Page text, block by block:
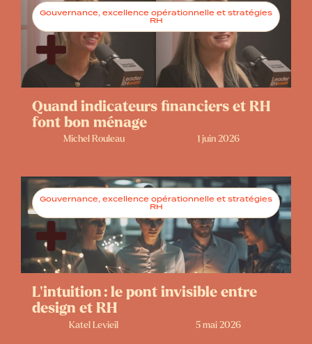
Gouvernance, excellence opérationnelle et stratégies
RH
Quand indicateurs financiers et RH
font bon ménage
Michel Rouleau 1 juin 2026
Gouvernance, excellence opérationnelle et stratégies
RH
L’intuition : le pont invisible entre
design et RH
Katel Levieil 5 mai 2026